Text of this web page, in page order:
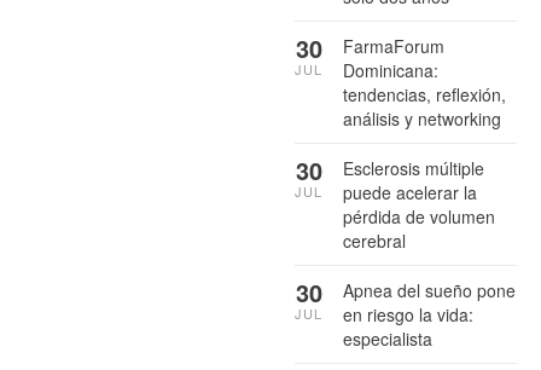
FarmaForum
Dominicana:
tendencias, reflexión,
análisis y networking
30
JUL
Esclerosis múltiple
puede acelerar la
pérdida de volumen
cerebral
30
JUL
Apnea del sueño pone
en riesgo la vida:
especialista
30
JUL